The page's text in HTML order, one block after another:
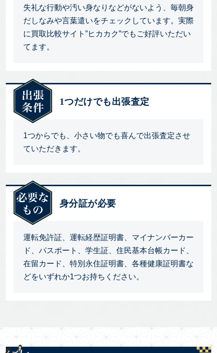
失礼な行動や汚い身なりなどがないよう、毎朝身
だしなみや言葉遣いをチェックしています。実際
に買取比較サイト”ヒカカク”でもご好評いただい
てます。
1つだけでも出張査定
1つからでも、小さい物でも喜んで出張査定させ
ていただきます。
身分証が必要
運転免許証、運転経歴証明書、マイナンバーカー
ド、パスポート、学生証、住民基本台帳カード、
在留カード、特別永住証明書、各種健康証明書な
どをいずれか1つお持ちください。